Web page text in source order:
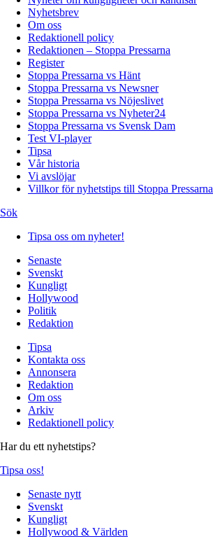
Nyhetsbrev
Om oss
Redaktionell policy
Redaktionen – Stoppa Pressarna
Register
Stoppa Pressarna vs Hänt
Stoppa Pressarna vs Newsner
Stoppa Pressarna vs Nöjeslivet
Stoppa Pressarna vs Nyheter24
Stoppa Pressarna vs Svensk Dam
Test VI-player
Tipsa
Vår historia
Vi avslöjar
Villkor för nyhetstips till Stoppa Pressarna
Sök
Tipsa oss om nyheter!
Senaste
Svenskt
Kungligt
Hollywood
Politik
Redaktion
Tipsa
Kontakta oss
Annonsera
Redaktion
Om oss
Arkiv
Redaktionell policy
Har du ett nyhetstips?
Tipsa oss!
Senaste nytt
Svenskt
Kungligt
Hollywood & Världen